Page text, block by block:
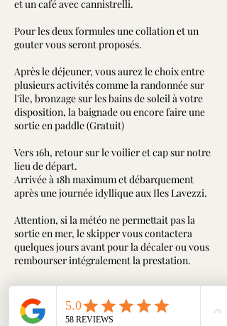
et un café avec cannistrelli.
Pour les deux formules une collation et un
gouter vous seront proposés.
Après le déjeuner, vous aurez le choix entre
plusieurs activités comme la randonnée sur
l'île, bronzage sur les bains de soleil à votre
disposition, la baignade ou encore faire une
sortie en paddle (Gratuit)
Vers 16h, retour sur le voilier et cap sur notre
lieu de départ.
Arrivée à 18h maximum et débarquement
après une journée idyllique aux Iles Lavezzi.
Attention, si la météo ne permettait pas la
sortie en mer, le skipper vous contactera
quelques jours avant pour la décaler ou vous